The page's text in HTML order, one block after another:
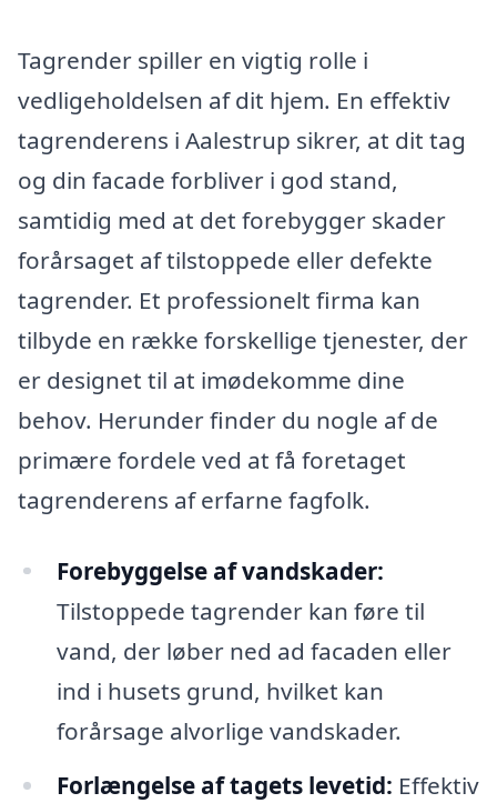
Tagrender spiller en vigtig rolle i
vedligeholdelsen af dit hjem. En effektiv
tagrenderens i Aalestrup sikrer, at dit tag
og din facade forbliver i god stand,
samtidig med at det forebygger skader
forårsaget af tilstoppede eller defekte
tagrender. Et professionelt firma kan
tilbyde en række forskellige tjenester, der
er designet til at imødekomme dine
behov. Herunder finder du nogle af de
primære fordele ved at få foretaget
tagrenderens af erfarne fagfolk.
Forebyggelse af vandskader:
Tilstoppede tagrender kan føre til
vand, der løber ned ad facaden eller
ind i husets grund, hvilket kan
forårsage alvorlige vandskader.
Forlængelse af tagets levetid: Effektiv